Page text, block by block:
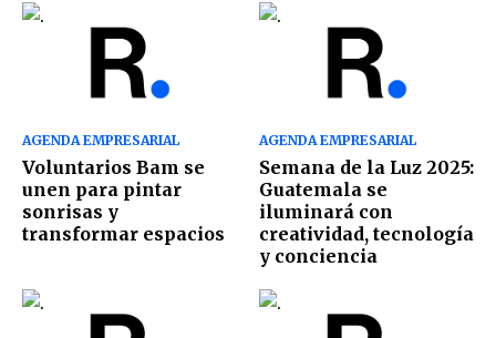
AGENDA EMPRESARIAL
Voluntarios Bam se
unen para pintar
sonrisas y
transformar espacios
AGENDA EMPRESARIAL
Semana de la Luz 2025:
Guatemala se
iluminará con
creatividad, tecnología
y conciencia